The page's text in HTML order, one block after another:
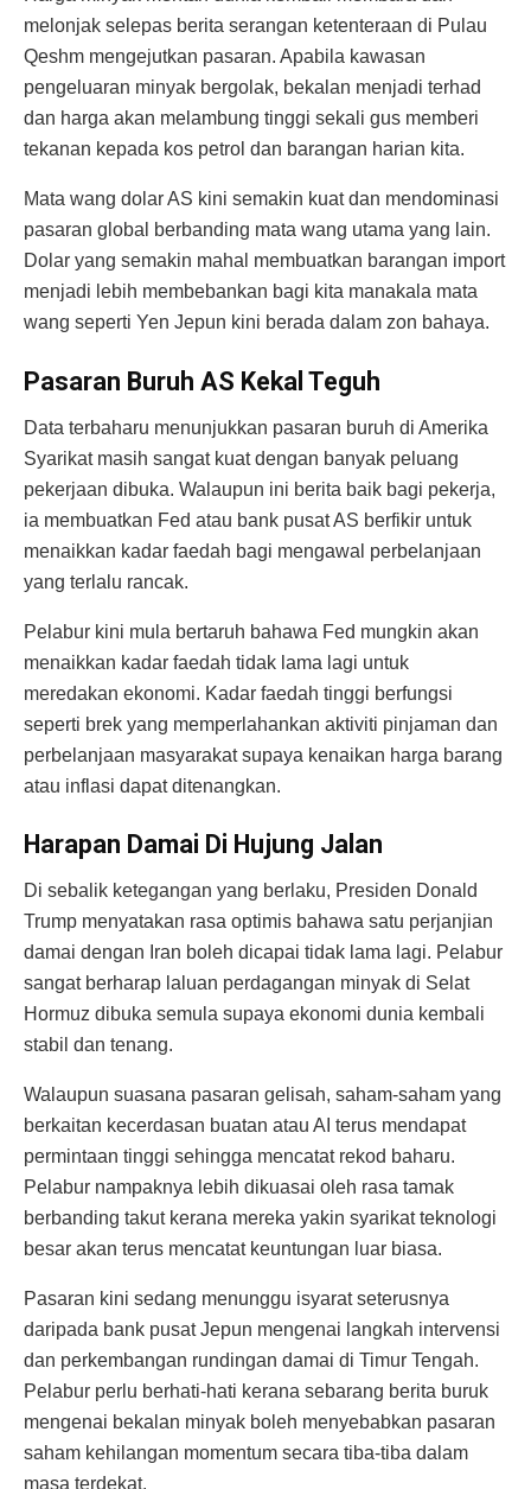
melonjak selepas berita serangan ketenteraan di Pulau
Qeshm mengejutkan pasaran. Apabila kawasan
pengeluaran minyak bergolak, bekalan menjadi terhad
dan harga akan melambung tinggi sekali gus memberi
tekanan kepada kos petrol dan barangan harian kita.
Mata wang dolar AS kini semakin kuat dan mendominasi
pasaran global berbanding mata wang utama yang lain.
Dolar yang semakin mahal membuatkan barangan import
menjadi lebih membebankan bagi kita manakala mata
wang seperti Yen Jepun kini berada dalam zon bahaya.
Pasaran Buruh AS Kekal Teguh
Data terbaharu menunjukkan pasaran buruh di Amerika
Syarikat masih sangat kuat dengan banyak peluang
pekerjaan dibuka. Walaupun ini berita baik bagi pekerja,
ia membuatkan Fed atau bank pusat AS berfikir untuk
menaikkan kadar faedah bagi mengawal perbelanjaan
yang terlalu rancak.
Pelabur kini mula bertaruh bahawa Fed mungkin akan
menaikkan kadar faedah tidak lama lagi untuk
meredakan ekonomi. Kadar faedah tinggi berfungsi
seperti brek yang memperlahankan aktiviti pinjaman dan
perbelanjaan masyarakat supaya kenaikan harga barang
atau inflasi dapat ditenangkan.
Harapan Damai Di Hujung Jalan
Di sebalik ketegangan yang berlaku, Presiden Donald
Trump menyatakan rasa optimis bahawa satu perjanjian
damai dengan Iran boleh dicapai tidak lama lagi. Pelabur
sangat berharap laluan perdagangan minyak di Selat
Hormuz dibuka semula supaya ekonomi dunia kembali
stabil dan tenang.
Walaupun suasana pasaran gelisah, saham-saham yang
berkaitan kecerdasan buatan atau AI terus mendapat
permintaan tinggi sehingga mencatat rekod baharu.
Pelabur nampaknya lebih dikuasai oleh rasa tamak
berbanding takut kerana mereka yakin syarikat teknologi
besar akan terus mencatat keuntungan luar biasa.
Pasaran kini sedang menunggu isyarat seterusnya
daripada bank pusat Jepun mengenai langkah intervensi
dan perkembangan rundingan damai di Timur Tengah.
Pelabur perlu berhati-hati kerana sebarang berita buruk
mengenai bekalan minyak boleh menyebabkan pasaran
saham kehilangan momentum secara tiba-tiba dalam
masa terdekat.